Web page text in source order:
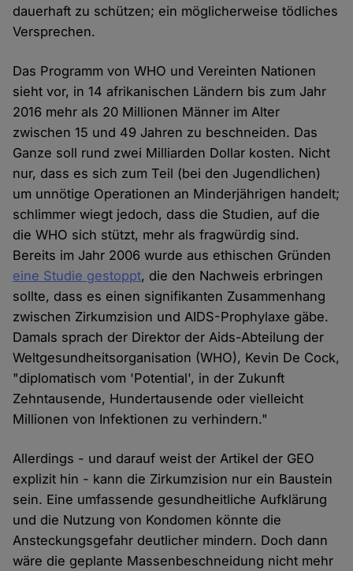
dauerhaft zu schützen; ein möglicherweise tödliches
Versprechen.
Das Programm von WHO und Vereinten Nationen
sieht vor, in 14 afrikanischen Ländern bis zum Jahr
2016 mehr als 20 Millionen Männer im Alter
zwischen 15 und 49 Jahren zu beschneiden. Das
Ganze soll rund zwei Milliarden Dollar kosten. Nicht
nur, dass es sich zum Teil (bei den Jugendlichen)
um unnötige Operationen an Minderjährigen handelt;
schlimmer wiegt jedoch, dass die Studien, auf die
die WHO sich stützt, mehr als fragwürdig sind.
Bereits im Jahr 2006 wurde aus ethischen Gründen
eine Studie gestoppt, die den Nachweis erbringen
sollte, dass es einen signifikanten Zusammenhang
zwischen Zirkumzision und AIDS-Prophylaxe gäbe.
Damals sprach der Direktor der Aids-Abteilung der
Weltgesundheitsorganisation (WHO), Kevin De Cock,
"diplomatisch vom 'Potential', in der Zukunft
Zehntausende, Hundertausende oder vielleicht
Millionen von Infektionen zu verhindern."
Allerdings - und darauf weist der Artikel der GEO
explizit hin - kann die Zirkumzision nur ein Baustein
sein. Eine umfassende gesundheitliche Aufklärung
und die Nutzung von Kondomen könnte die
Ansteckungsgefahr deutlicher mindern. Doch dann
wäre die geplante Massenbeschneidung nicht mehr